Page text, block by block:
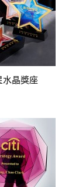
水晶獎座